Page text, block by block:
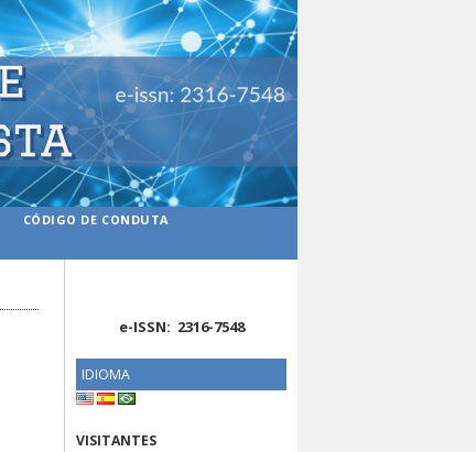
e-ISSN: 2316-7548
IDIOMA
VISITANTES
CÓDIGO DE CONDUTA